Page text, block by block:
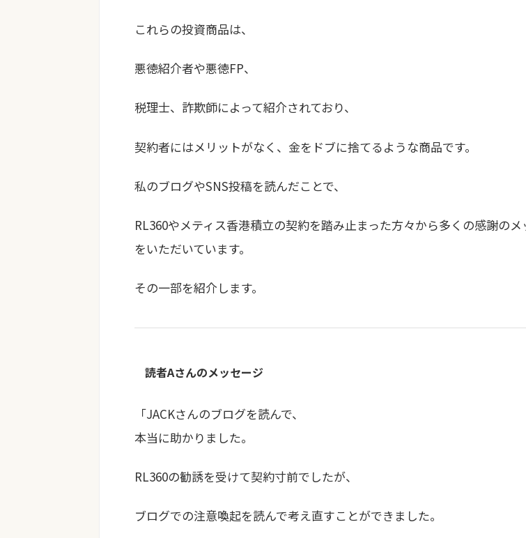
これらの投資商品は、
悪徳紹介者や悪徳FP、
税理士、詐欺師によって紹介されており、
契約者にはメリットがなく、金をドブに捨てるような商品です。
私のブログやSNS投稿を読んだことで、
RL360やメティス香港積立の契約を踏み止まった方々から多くの感謝のメ
をいただいています。
その一部を紹介します。
読者Aさんのメッセージ
「JACKさんのブログを読んで、
本当に助かりました。
RL360の勧誘を受けて契約寸前でしたが、
ブログでの注意喚起を読んで考え直すことができました。